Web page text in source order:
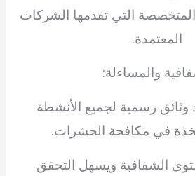
التي تقدمها الشركات
المعتمدة.
والمساءلة:
وثائق رسمية لجميع الأنشطة
في مكافحة الحشرات.
الشفافية ويسهل التحقق